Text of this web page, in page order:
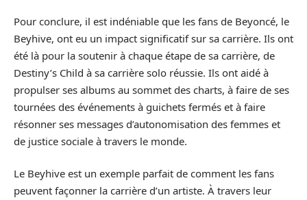
Pour conclure, il est indéniable que les fans de Beyoncé, le
Beyhive, ont eu un impact significatif sur sa carrière. Ils ont
été là pour la soutenir à chaque étape de sa carrière, de
Destiny’s Child à sa carrière solo réussie. Ils ont aidé à
propulser ses albums au sommet des charts, à faire de ses
tournées des événements à guichets fermés et à faire
résonner ses messages d’autonomisation des femmes et
de justice sociale à travers le monde.
Le Beyhive est un exemple parfait de comment les fans
peuvent façonner la carrière d’un artiste. À travers leur